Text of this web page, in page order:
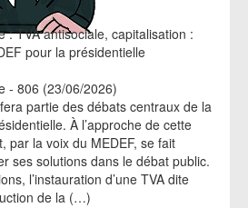
: TVA antisociale, capitalisation :
pour la présidentielle
- 806 (23/06/2026)
partie des débats centraux de la
À l’approche de cette
par la voix du MEDEF, se fait
ses solutions dans le débat public.
l’instauration d’une TVA dite
de la (…)